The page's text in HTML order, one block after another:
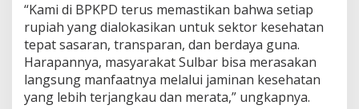
g
a
l
o
k
a
s
“Kami di BPKPD terus memastikan bahwa setiap
rupiah yang dialokasikan untuk sektor kesehatan
tepat sasaran, transparan, dan berdaya guna.
Harapannya, masyarakat Sulbar bisa merasakan
langsung manfaatnya melalui jaminan kesehatan
yang lebih terjangkau dan merata,” ungkapnya.